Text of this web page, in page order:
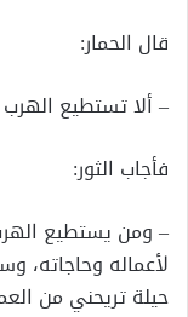
قال الحمار:
– ألا تستطيع
فأجاب الثور:
– ومن يستطيع
لأعماله وحاجاته،
حيلة تريحني من